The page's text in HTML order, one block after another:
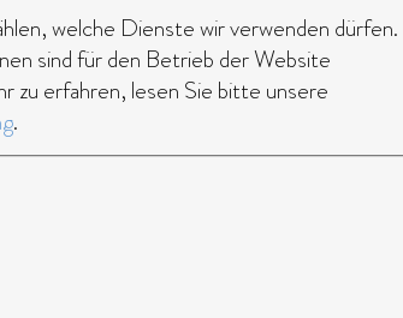
welche Dienste wir verwenden dürfen.
sind für den Betrieb der Website
zu erfahren, lesen Sie bitte unsere
.